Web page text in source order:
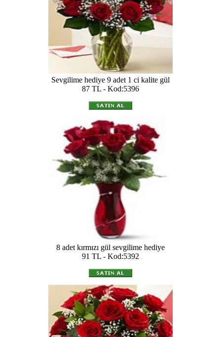
Sevgilime hediye 9 adet 1 ci kalite gül
87 TL - Kod:5396
8 adet kırmızı gül sevgilime hediye
91 TL - Kod:5392